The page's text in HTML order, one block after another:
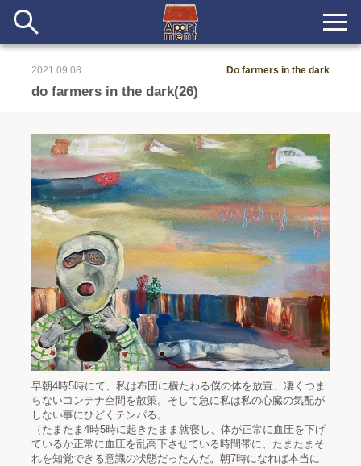
#アイデア #イベント #エッセイ #ボツ #マルシェ
#日記 #暮らし #生活 #留学 #考え事 #音楽
イベント&ショップ
長期滞在者&more
アパートメントについて
寄付について
新着
配信
入居者一覧
do farmers in the dark(26)
2021.09.08 Do farmers in the dark
早朝4時5時にて、私は布団に横たわる僕の体を放置、凄くつま
らないコンテナ空間を散策。そして急に私は私の心臓の気配が
しない事にひどくテンパる。
（たまたま4時5時に起きたまま就寝し、体が正常に血圧を下げ
ているか正常に血圧を乱高下させている時間帯に、たまたまそ
れを知覚できる意識の状態だったんだ。朝7時になれば本当に